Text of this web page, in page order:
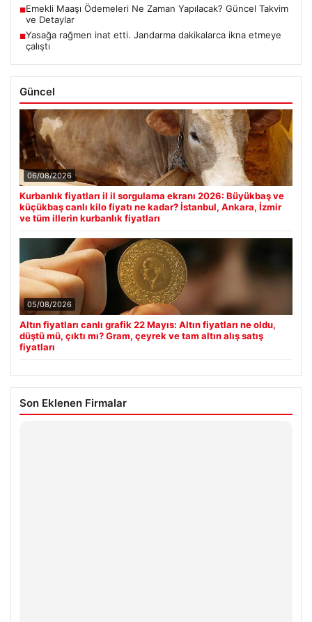
■Emekli Maaşı Ödemeleri Ne Zaman Yapılacak? Güncel Takvim
ve Detaylar
■Yasağa rağmen inat etti. Jandarma dakikalarca ikna etmeye
çalıştı
Güncel
06/08/2026
Kurbanlık fiyatları il il sorgulama ekranı 2026: Büyükbaş ve
küçükbaş canlı kilo fiyatı ne kadar? İstanbul, Ankara, İzmir
ve tüm illerin kurbanlık fiyatları
05/08/2026
Altın fiyatları canlı grafik 22 Mayıs: Altın fiyatları ne oldu,
düştü mü, çıktı mı? Gram, çeyrek ve tam altın alış satış
fiyatları
Son Eklenen Firmalar